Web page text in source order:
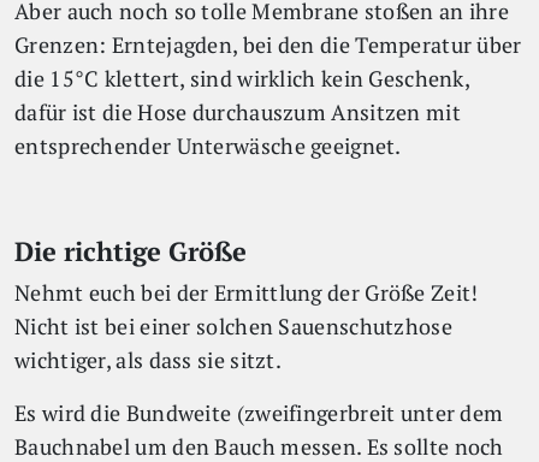
Aber auch noch so tolle Membrane stoßen an ihre
Grenzen: Erntejagden, bei den die Temperatur über
die 15°C klettert, sind wirklich kein Geschenk,
dafür ist die Hose durchauszum Ansitzen mit
entsprechender Unterwäsche geeignet.
Die richtige Größe
Nehmt euch bei der Ermittlung der Größe Zeit!
Nicht ist bei einer solchen Sauenschutzhose
wichtiger, als dass sie sitzt.
Es wird die Bundweite (zweifingerbreit unter dem
Bauchnabel um den Bauch messen. Es sollte noch